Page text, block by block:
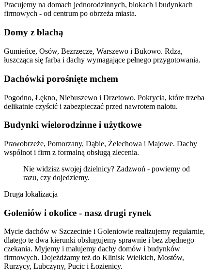
Pracujemy na domach jednorodzinnych, blokach i budynkach
firmowych - od centrum po obrzeża miasta.
Domy z blachą
Gumieńce, Osów, Bezrzecze, Warszewo i Bukowo. Rdza,
łuszcząca się farba i dachy wymagające pełnego przygotowania.
Dachówki porośnięte mchem
Pogodno, Łękno, Niebuszewo i Drzetowo. Pokrycia, które trzeba
delikatnie czyścić i zabezpieczać przed nawrotem nalotu.
Budynki wielorodzinne i użytkowe
Prawobrzeże, Pomorzany, Dąbie, Żelechowa i Majowe. Dachy
wspólnot i firm z formalną obsługą zlecenia.
Nie widzisz swojej dzielnicy? Zadzwoń - powiemy od
razu, czy dojedziemy.
Druga lokalizacja
Goleniów i okolice - nasz drugi rynek
Mycie dachów w Szczecinie i Goleniowie realizujemy regularnie,
dlatego te dwa kierunki obsługujemy sprawnie i bez zbędnego
czekania. Myjemy i malujemy dachy domów i budynków
firmowych. Dojeżdżamy też do Klinisk Wielkich, Mostów,
Rurzycy, Lubczyny, Pucic i Łozienicy.